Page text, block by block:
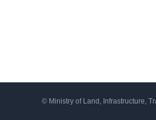
© Ministry of Land, Infrastructure,